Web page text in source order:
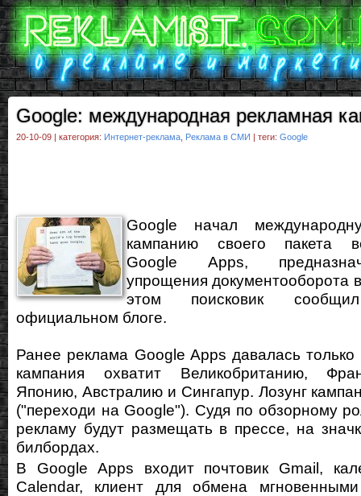
Google: международная рекламная
20-10-09 | категория: Интернет-реклама Реклама в СМИ | теги: Google
Google начал
кампанию своего пакета
Google Apps,
упрощения документооборота
этом поисковик
официальном блоге.
Ранее реклама Google Apps давалась
кампания охватит Великобританию,
Японию, Австралию и Сингапур. Лозунг
("переходи на Google"). Судя по обзорному
рекламу будут размещать в прессе, на
билбордах.
В Google Apps входит почтовик Gmail,
Calendar, клиент для обмена